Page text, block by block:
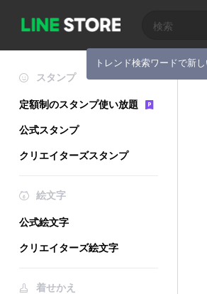
トレンド検索ワードで新
スタンプ
定額制のスタンプ使い放題
公式スタンプ
クリエイターズスタンプ
絵文字
公式絵文字
クリエイターズ絵文字
着せかえ